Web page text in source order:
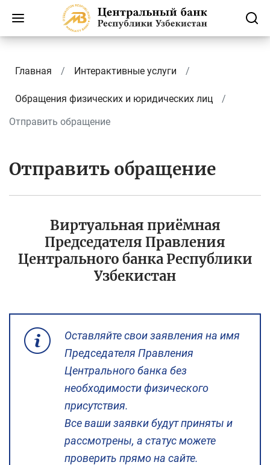
Главная Интерактивные услуги
Обращения физических и юридических лиц
Отправить обращение
Отправить обращение
Виртуальная приёмная
Председателя Правления
Центрального банка Республики
Узбекистан
Оставляйте свои заявления на имя
Председателя Правления
Центрального банка без
необходимости физического
присутствия.
Все ваши заявки будут приняты и
рассмотрены, а статус можете
проверить прямо на сайте.